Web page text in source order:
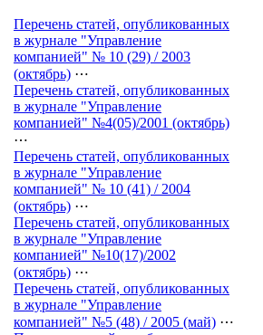
Перечень статей, опубликованных
в журнале "Управление
компанией" № 10 (29) / 2003
(октябрь) ⋯
Перечень статей, опубликованных
в журнале "Управление
компанией" №4(05)/2001 (октябрь)
⋯
Перечень статей, опубликованных
в журнале "Управление
компанией" № 10 (41) / 2004
(октябрь) ⋯
Перечень статей, опубликованных
в журнале "Управление
компанией" №10(17)/2002
(октябрь) ⋯
Перечень статей, опубликованных
в журнале "Управление
компанией" №5 (48) / 2005 (май) ⋯